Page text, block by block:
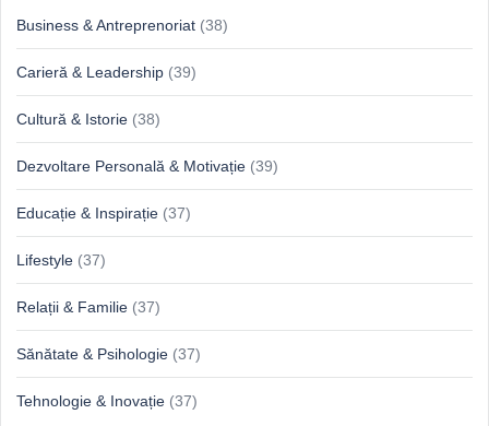
Business & Antreprenoriat (38)
Carieră & Leadership (39)
Cultură & Istorie (38)
Dezvoltare Personală & Motivație (39)
Educație & Inspirație (37)
Lifestyle (37)
Relații & Familie (37)
Sănătate & Psihologie (37)
Tehnologie & Inovație (37)